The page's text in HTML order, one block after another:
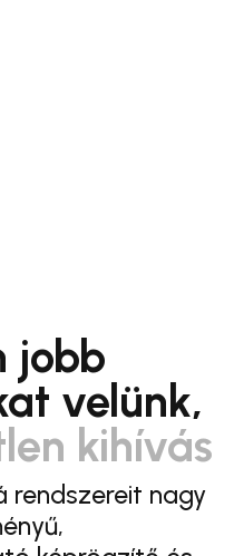
jobb
velünk,
kihívás
rendszereit nagy